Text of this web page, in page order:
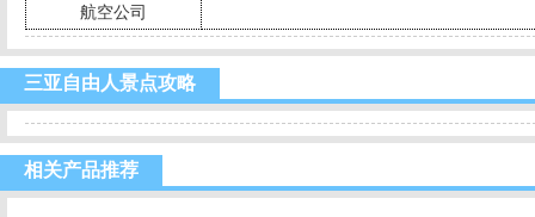
航空公司
三亚自由人景点攻略
相关产品推荐